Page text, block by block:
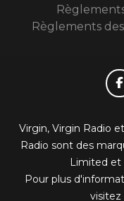
Règlements
Virgin, Virgin Radio
Radio sont des
Limited et
Pour plus
visitez